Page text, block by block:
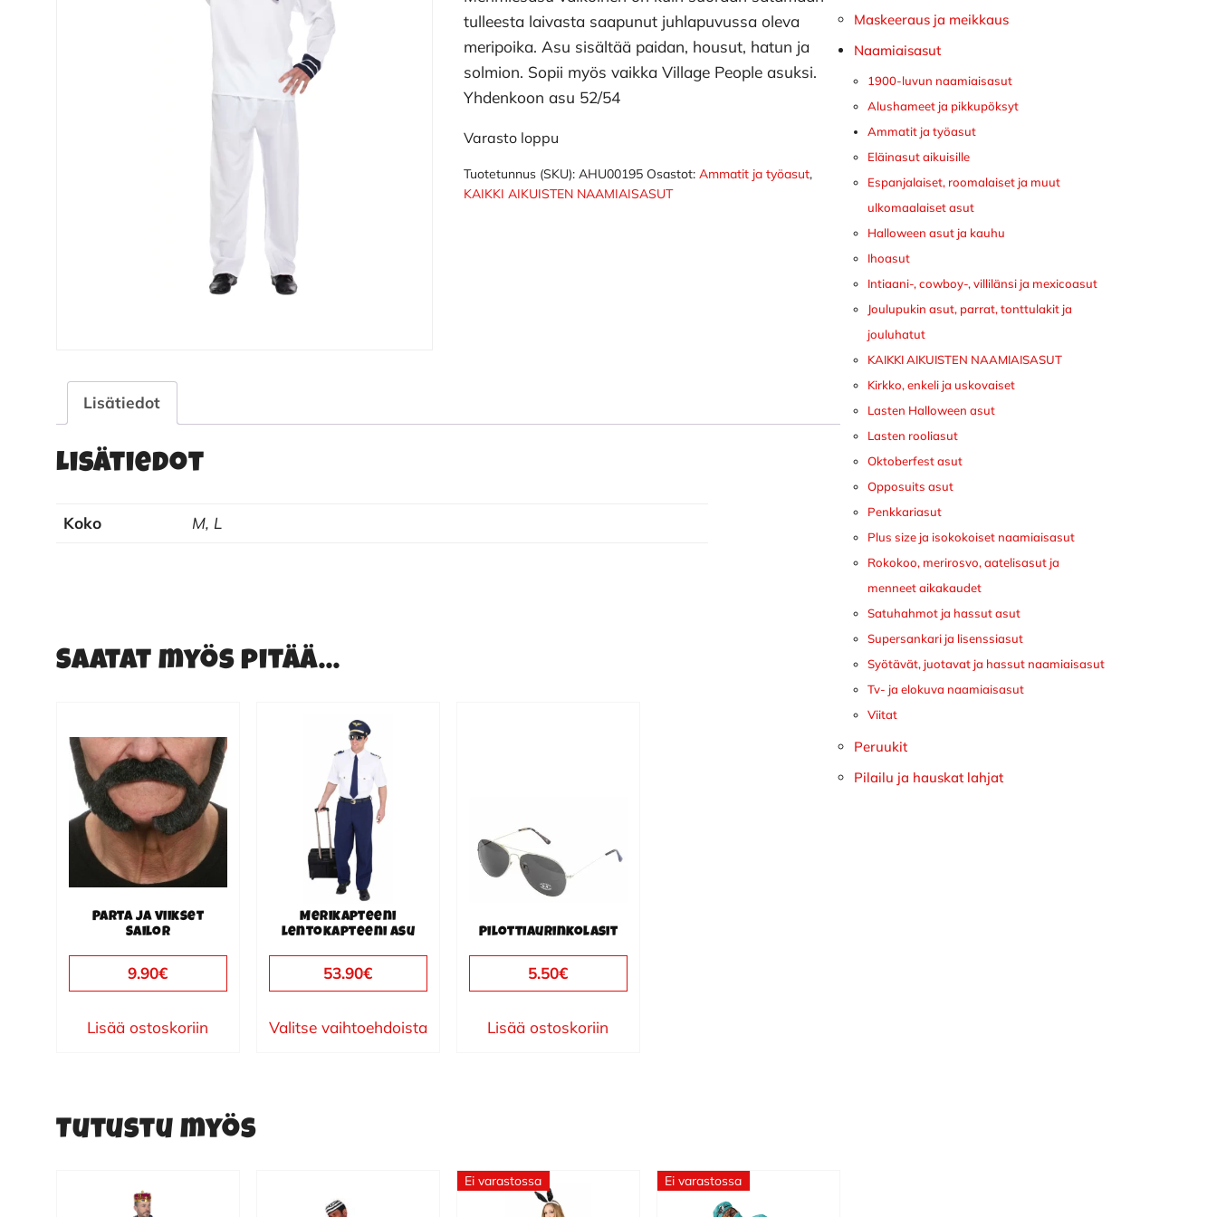
tulleesta laivasta saapunut juhlapuvussa oleva
meripoika. Asu sisältää paidan, housut, hatun ja
solmion. Sopii myös vaikka Village People asuksi.
Yhdenkoon asu 52/54
Varasto loppu
Tuotetunnus (SKU):AHU00195 Osastot:Ammatit ja työasut,
KAIKKI AIKUISTEN NAAMIAISASUT
Lisätiedot
Lisätiedot
Koko M, L
Saatat myös pitää...
Parta ja viikset
Sailor
9.90€
Lisää ostoskoriin
Merikapteeni
lentokapteeni asu
53.90€
Valitse vaihtoehdoista
tuotteella
useampi
muunnelma.
tuotteen
sivulla.
Pilottiaurinkolasit
5.50€
Lisää ostoskoriin
Tutustu myös
Ei varastossa
Tällä
Ei varastossa
Maskeeraus ja meikkaus
Naamiaisasut
1900-luvun naamiaisasut
Alushameet ja pikkupöksyt
Ammatit ja työasut
Eläinasut aikuisille
Espanjalaiset, roomalaiset ja muut
ulkomaalaiset asut
Halloween asut ja kauhu
Ihoasut
Intiaani-, cowboy-, villilänsi ja mexicoasut
Joulupukin asut, parrat, tonttulakit ja
jouluhatut
KAIKKI AIKUISTEN NAAMIAISASUT
Kirkko, enkeli ja uskovaiset
Lasten Halloween asut
Lasten rooliasut
Oktoberfest asut
Opposuits asut
Penkkariasut
Plus size ja isokokoiset naamiaisasut
Rokokoo, merirosvo, aatelisasut ja
menneet aikakaudet
Satuhahmot ja hassut asut
Supersankari ja lisenssiasut
Syötävät, juotavat ja hassut naamiaisasut
Tv- ja elokuva naamiaisasut
Viitat
Peruukit
Pilailu ja hauskat lahjat